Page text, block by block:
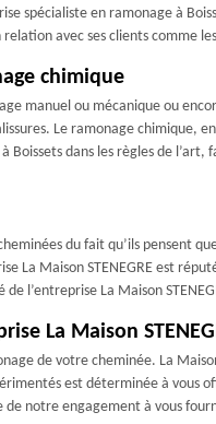
spécialiste en ramonage à
avec ses clients comme
chimique
manuel ou mécanique ou
Le ramonage chimique,
dans les règles de l’art,
du fait qu’ils pensent
La Maison STENEGRE est
l’entreprise La Maison
La Maison
de votre cheminée. La
est déterminée à vous
notre engagement à vous